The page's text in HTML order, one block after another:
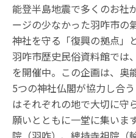
能登半島地震で多くのお社
ージの少なかった羽咋市の
神社を守る「復興の拠点」
羽咋市歴史民俗資料館では
を開催中。この企画は、奥
5つの神社仏閣が協力し合
はそれぞれの地で大切に守
願いとともに一堂に集いま